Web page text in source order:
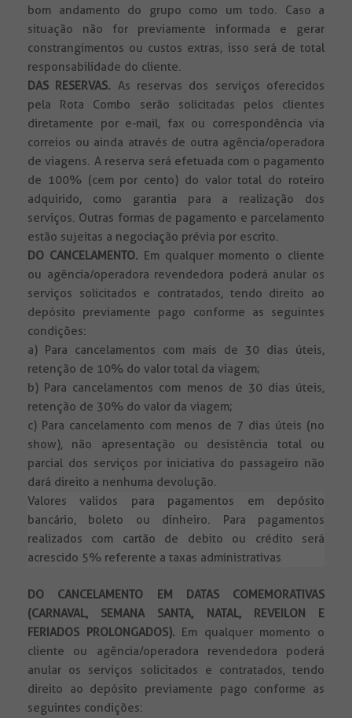
bom andamento do grupo como um todo. Caso a
situação não for previamente informada e gerar
constrangimentos ou custos extras, isso será de total
responsabilidade do cliente.
DAS RESERVAS. As reservas dos serviços oferecidos
pela Rota Combo serão solicitadas pelos clientes
diretamente por e-mail, fax ou correspondência via
correios ou ainda através de outra agência/operadora
de viagens. A reserva será efetuada com o pagamento
de 100% (cem por cento) do valor total do roteiro
adquirido, como garantia para a realização dos
serviços. Outras formas de pagamento e parcelamento
estão sujeitas a negociação prévia por escrito.
DO CANCELAMENTO. Em qualquer momento o cliente
ou agência/operadora revendedora poderá anular os
serviços solicitados e contratados, tendo direito ao
depósito previamente pago conforme as seguintes
condições:
a) Para cancelamentos com mais de 30 dias úteis,
retenção de 10% do valor total da viagem;
b) Para cancelamentos com menos de 30 dias úteis,
retenção de 30% do valor da viagem;
c) Para cancelamento com menos de 7 dias úteis (no
show), não apresentação ou desistência total ou
parcial dos serviços por iniciativa do passageiro não
dará direito a nenhuma devolução.
Valores validos para pagamentos em depósito
bancário, boleto ou dinheiro. Para pagamentos
realizados com cartão de debito ou crédito será
acrescido 5% referente a taxas administrativas
DO CANCELAMENTO EM DATAS COMEMORATIVAS
(CARNAVAL, SEMANA SANTA, NATAL, REVEILON E
FERIADOS PROLONGADOS). Em qualquer momento o
cliente ou agência/operadora revendedora poderá
anular os serviços solicitados e contratados, tendo
direito ao depósito previamente pago conforme as
seguintes condições: